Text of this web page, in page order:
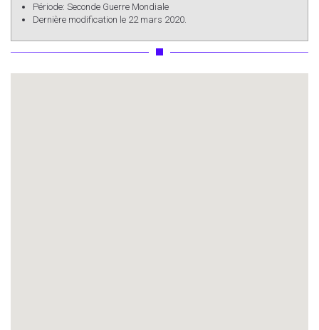
Période: Seconde Guerre Mondiale
Dernière modification le 22 mars 2020.